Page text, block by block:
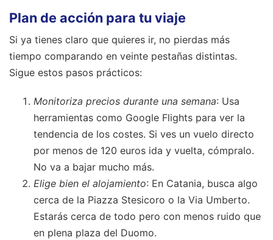
Plan de acción para tu viaje
Si ya tienes claro que quieres ir, no pierdas más
tiempo comparando en veinte pestañas distintas.
Sigue estos pasos prácticos:
Monitoriza precios durante una semana: Usa
herramientas como Google Flights para ver la
tendencia de los costes. Si ves un vuelo directo
por menos de 120 euros ida y vuelta, cómpralo.
No va a bajar mucho más.
Elige bien el alojamiento: En Catania, busca algo
cerca de la Piazza Stesicoro o la Via Umberto.
Estarás cerca de todo pero con menos ruido que
en plena plaza del Duomo.